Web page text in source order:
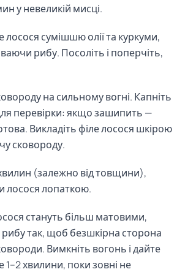
у невеликій мисці.
лосося сумішшю олії та куркуми,
рибу. Посоліть і поперчіть,
на сильному вогні. Капніть
перевірки: якщо зашипить —
Викладіть філе лосося шкірою
сковороду.
(залежно від товщини),
лосося лопаткою.
стануть більш матовими,
рибу так, щоб безшкірна сторона
Вимкніть вогонь і дайте
1–2 хвилини, поки зовні не